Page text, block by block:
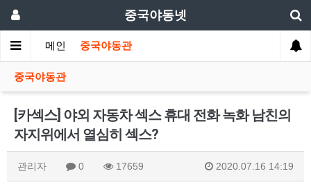
중국야동넷
메인 중국야동관
중국야동관
[카섹스] 야외 자동차 섹스 휴대 전화 녹화 남친의
자지위에서 열심히 섹스?
관리자 0 17659 2020.07.16 14:19